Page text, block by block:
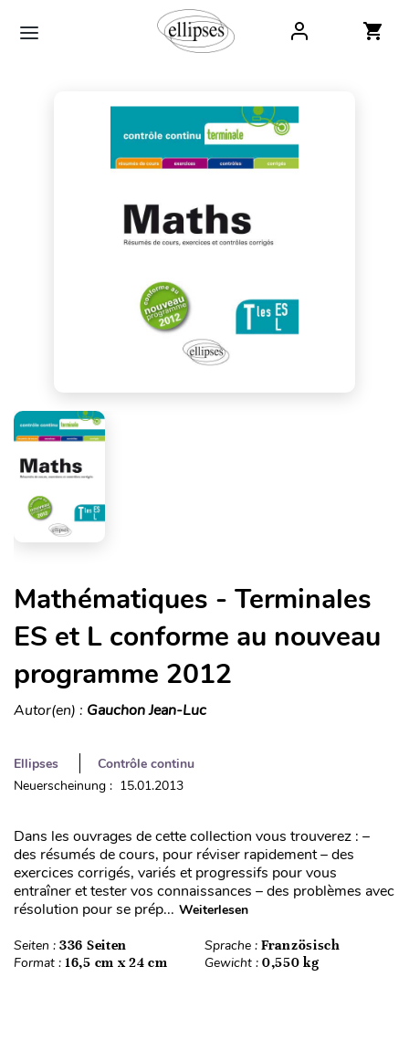
Mathématiques - Terminales
ES et L conforme au nouveau
programme 2012
Autor(en) : Gauchon Jean-Luc
Ellipses
Contrôle continu
Neuerscheinung : 15.01.2013
Dans les ouvrages de cette collection vous trouverez : –
des résumés de cours, pour réviser rapidement – des
exercices corrigés, variés et progressifs pour vous
entraîner et tester vos connaissances – des problèmes avec
résolution pour se prép... Weiterlesen
Seiten : 336 Seiten Sprache : Französisch
Format : 16,5 cm x 24 cm Gewicht : 0,550 kg